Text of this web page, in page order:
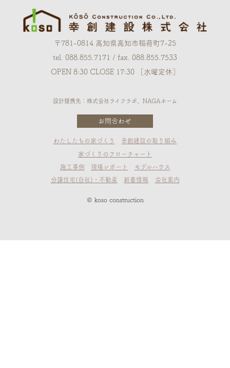
〒781-0814 高知県高知市稲荷町7-25
tel. 088.855.7171 / fax. 088.855.7533
OPEN 8:30 CLOSE 17:30 ［水曜定休］
設計提携先：株式会社ライフラボ、NAGAホーム
お問合わせ
わたしたちの家づくり 幸創建設の取り組み
家づくりのフローチャート
施工事例 現場レポート モデルハウス
分譲住宅(自社)・不動産 新着情報 会社案内
© koso construction